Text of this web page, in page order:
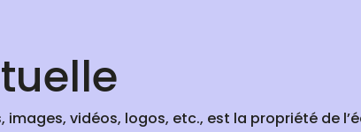
vidéos, logos, etc., est la propriété de